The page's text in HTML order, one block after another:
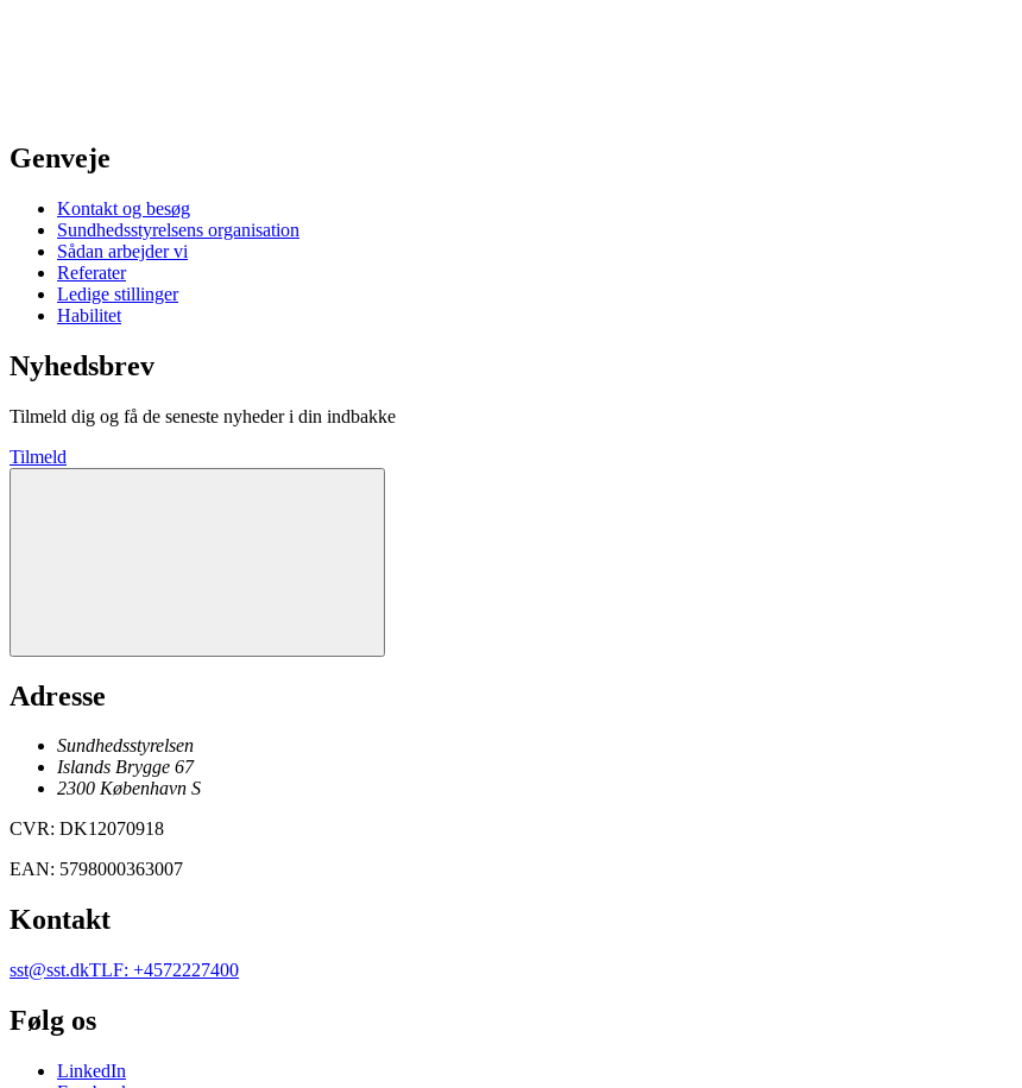
Genveje
Kontakt og besøg
Sundhedsstyrelsens organisation
Sådan arbejder vi
Referater
Ledige stillinger
Habilitet
Nyhedsbrev
Tilmeld dig og få de seneste nyheder i din indbakke
Tilmeld
Adresse
Sundhedsstyrelsen
Islands Brygge 67
2300 København S
CVR: DK12070918
EAN: 5798000363007
Kontakt
sst@sst.dkTLF: +4572227400
Følg os
LinkedIn